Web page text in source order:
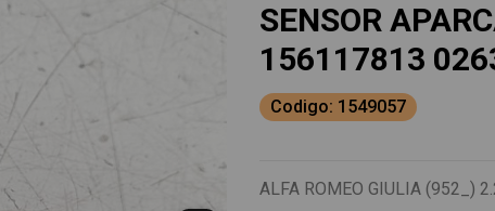
SENSOR
156117813
Codigo: 1549057
ALFA ROMEO GIULIA (952_)